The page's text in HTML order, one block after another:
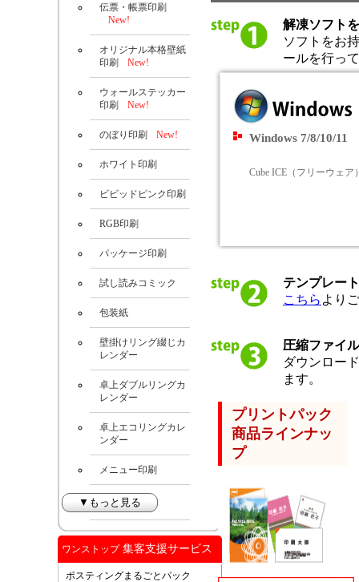
解凍ソフト
ソフトをお
ールを行っ
Windows 7/8/10/11
Cube ICE（フリーウェア
テンプレー
こちら より
圧縮ファイ
ダウンロー
ます。
伝票・帳票印刷
New!
オリジナル本格壁紙
印刷
New!
ウォールステッカー
印刷
New!
のぼり印刷 New!
ホワイト印刷
ビビッドピンク印刷
RGB印刷
パッケージ印刷
試し読みコミック
包装紙
壁掛けリング綴じカ
レンダー
卓上ダブルリングカ
レンダー
卓上エコリングカレ
ンダー
メニュー印刷
▼もっと見る
ワンストップ集客支援サービス
ポスティングまるごとパック
プリントパック
商品ラインナッ
プ